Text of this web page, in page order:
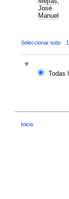
José
Manuel
Seleccionar todo
Todas
Inicio